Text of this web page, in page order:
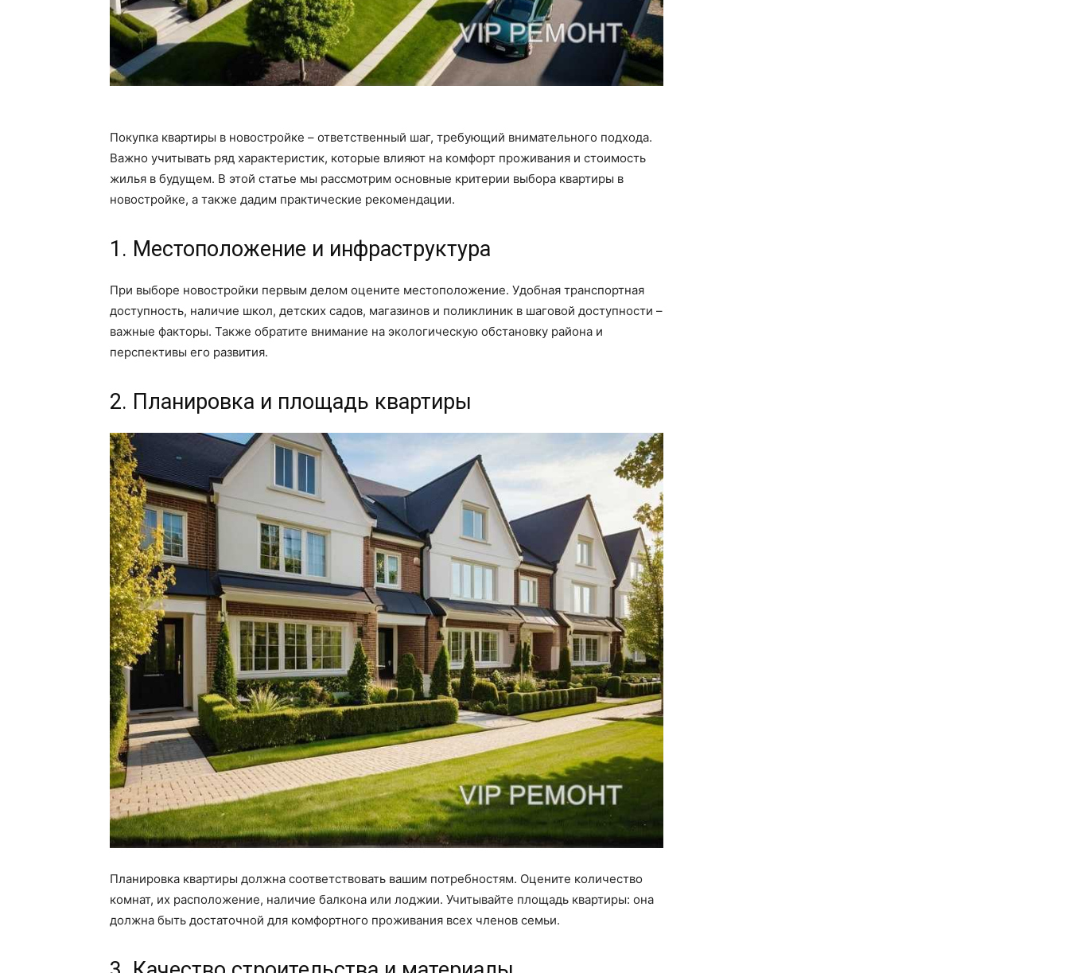
Покупка квартиры в новостройке – ответственный шаг, требующий внимательного подхода.
Важно учитывать ряд характеристик, которые влияют на комфорт проживания и стоимость
жилья в будущем. В этой статье мы рассмотрим основные критерии выбора квартиры в
новостройке, а также дадим практические рекомендации.
1. Местоположение и инфраструктура
При выборе новостройки первым делом оцените местоположение. Удобная транспортная
доступность, наличие школ, детских садов, магазинов и поликлиник в шаговой доступности –
важные факторы. Также обратите внимание на экологическую обстановку района и
перспективы его развития.
2. Планировка и площадь квартиры
Планировка квартиры должна соответствовать вашим потребностям. Оцените количество
комнат, их расположение, наличие балкона или лоджии. Учитывайте площадь квартиры: она
должна быть достаточной для комфортного проживания всех членов семьи.